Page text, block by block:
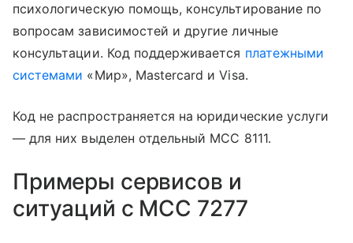
психологическую помощь, консультирование по
вопросам зависимостей и другие личные
консультации. Код поддерживается платежными
системами «Мир», Mastercard и Visa.
Код не распространяется на юридические услуги
— для них выделен отдельный MCC 8111.
Примеры сервисов и
ситуаций с MCC 7277